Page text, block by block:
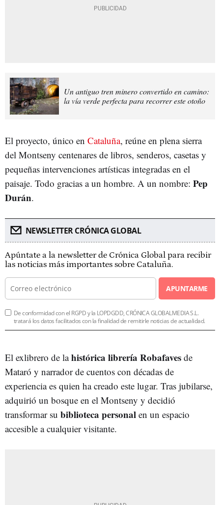
Un antiguo tren minero convertido en camino:
la vía verde perfecta para recorrer este otoño
El proyecto, único en Cataluña, reúne en plena sierra
del Montseny centenares de libros, senderos, casetas y
pequeñas intervenciones artísticas integradas en el
paisaje. Todo gracias a un hombre. A un nombre: Pep
Durán.
NEWSLETTER CRÓNICA GLOBAL
Apúntate a la newsletter de Crónica Global para recibir
las noticias más importantes sobre Cataluña.
APUNTARME
De conformidad con el RGPD y la LOPDGDD, CRÓNICA GLOBALMEDIA S.L.
tratará los datos facilitados con la finalidad de remitirle noticias de actualidad.
El exlibrero de lahistórica librería Robafaves de
Mataró y narrador de cuentos con décadas de
experiencia es quien ha creado este lugar. Tras jubilarse,
adquirió un bosque en el Montseny y decidió
transformar su biblioteca personal en un espacio
accesible a cualquier visitante.